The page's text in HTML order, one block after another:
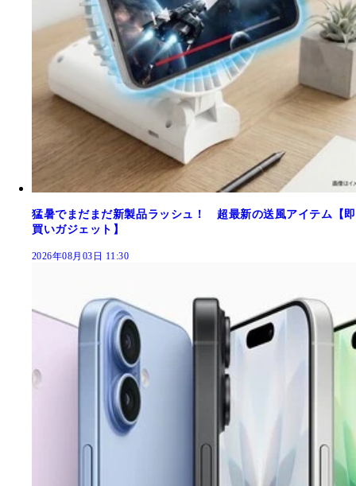
猛暑でまだまだ新製品ラッシュ！ 超最新の送風アイテム【即
買いガジェット】
2026年08月03日 11:30